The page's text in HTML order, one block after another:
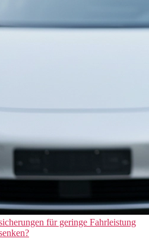
für geringe Fahrleistung